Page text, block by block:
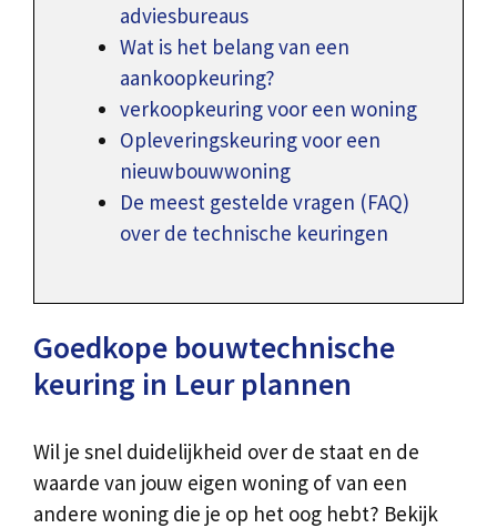
adviesbureaus
Wat is het belang van een
aankoopkeuring?
verkoopkeuring voor een woning
Opleveringskeuring voor een
nieuwbouwwoning
De meest gestelde vragen (FAQ)
over de technische keuringen
Goedkope bouwtechnische
keuring in Leur plannen
Wil je snel duidelijkheid over de staat en de
waarde van jouw eigen woning of van een
andere woning die je op het oog hebt? Bekijk